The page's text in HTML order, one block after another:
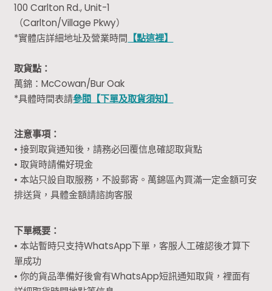
100 Carlton Rd., Unit-1
（Carlton/Village Pkwy）
*實體店詳細地址及營業時間 【點這裡】
取貨點：
萬錦：McCowan/Bur Oak
*具體時間表請參閱【下單及取貨須知】
注意事項：
• 接到取貨通知後，請務必回覆信息確認取貨點
• 取貨時請備好現金
• 本站只設自取服務，不設郵寄。萬錦區內買滿一定金額可安
排送貨，具體金額請諮詢客服
下單概要：
• 本站暫時只支持WhatsApp下單，客服人工確認後才算下
單成功
• 你的貨品準備好後會有WhatsApp短訊通知取貨，裡面有